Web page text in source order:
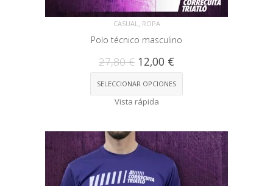
CASUAL ROPA
Polo técnico masculino
27,80€ 12,00 €
SELECCIONAR OPCIONES
Vista rápida